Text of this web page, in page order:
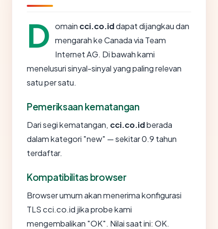
D omain cci.co.iddapat dijangkau dan
mengarah ke Canada via Team
Internet AG. Di bawah kami
menelusuri sinyal-sinyal yang paling relevan
satu per satu.
Pemeriksaan kematangan
Dari segi kematangan, cci.co.idberada
dalam kategori "new" — sekitar 0.9 tahun
terdaftar.
Kompatibilitas browser
Browser umum akan menerima konfigurasi
TLS cci.co.id jika probe kami
mengembalikan "OK". Nilai saat ini: OK.